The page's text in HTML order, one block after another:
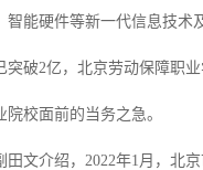
能硬件等新一代信息技术
突破2亿，北京劳动保障职
校面前的当务之急。
文介绍，2022年1月，北